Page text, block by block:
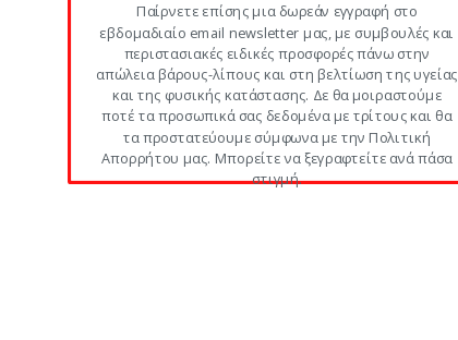
Παίρνετε επίσης μια δωρεάν εγγραφή στο
εβδομαδιαίο email newsletter μας, με συμβουλές και
περιστασιακές ειδικές προσφορές πάνω στην
απώλεια βάρους-λίπους και στη βελτίωση της υγείας
και της φυσικής κατάστασης. Δε θα μοιραστούμε
ποτέ τα προσωπικά σας δεδομένα με τρίτους και θα
τα προστατεύουμε σύμφωνα με την Πολιτική
Απορρήτου μας. Μπορείτε να ξεγραφτείτε ανά πάσα
στιγμή.